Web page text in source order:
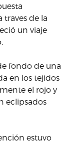
traves de la
un viaje
fondo de una
en los tejidos
el rojo y
eclipsados
estuvo